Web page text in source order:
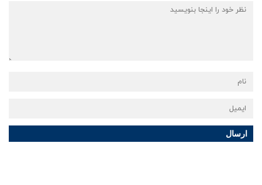
ارسال